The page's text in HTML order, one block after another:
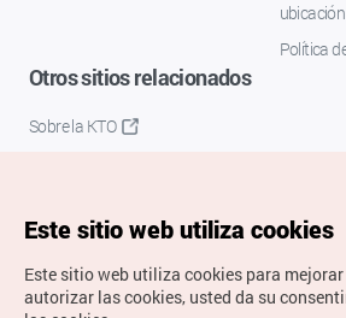
Política
Otros sitios relacionados
Sobre la KTO
Este sitio web utiliza cookies
Este sitio web utiliza cookies para
autorizar las cookies, usted da su